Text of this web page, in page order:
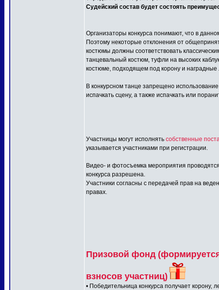
Судейский состав будет состоять
Организаторы конкурса понимают, что в
Поэтому некоторые отклонения от
костюмы должны соответствовать
танцевальный костюм, туфли на высоких
костюме, подходящем под корону и наградные
В конкурсном танце запрещено
испачкать сцену, а также испачкать или
Участницы могут исполнять собственные
указывается участниками при регистрации.
Видео- и фотосъемка мероприятия
конкурса разрешена.
Участники согласны с передачей прав на
правах.
Призовой фонд
взносов участниц)
• Победительница конкурса получает корону,